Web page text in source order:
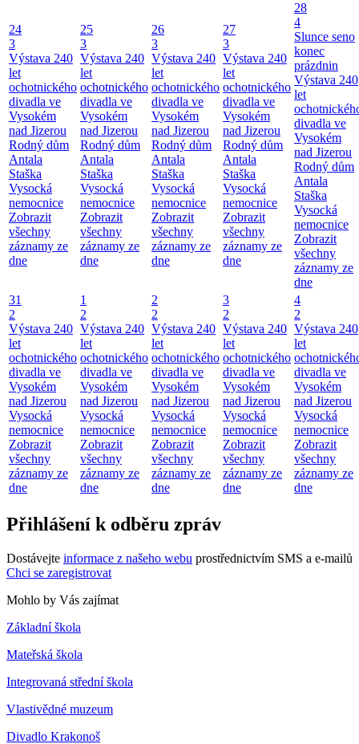
24
3
Výstava 240
let
ochotnického
divadla ve
Vysokém
nad Jizerou
Rodný dům
Antala
Staška
Vysocká
nemocnice
Zobrazit
všechny
záznamy ze
dne
25
3
Výstava 240
let
ochotnického
divadla ve
Vysokém
nad Jizerou
Rodný dům
Antala
Staška
Vysocká
nemocnice
Zobrazit
všechny
záznamy ze
dne
26
3
Výstava 240
let
ochotnického
divadla ve
Vysokém
nad Jizerou
Rodný dům
Antala
Staška
Vysocká
nemocnice
Zobrazit
všechny
záznamy ze
dne
27
3
Výstava 240
let
ochotnického
divadla ve
Vysokém
nad Jizerou
Rodný dům
Antala
Staška
Vysocká
nemocnice
Zobrazit
všechny
záznamy ze
dne
28
4
Slunce seno
konec
prázdnin
Výstava 240
let
divadla ve
Vysokém
nad Jizerou
Rodný dům
Antala
Staška
Vysocká
nemocnice
Zobrazit
všechny
záznamy ze
dne
31
2
Výstava 240
let
ochotnického
divadla ve
Vysokém
nad Jizerou
Vysocká
nemocnice
Zobrazit
všechny
záznamy ze
dne
1
2
Výstava 240
let
ochotnického
divadla ve
Vysokém
nad Jizerou
Vysocká
nemocnice
Zobrazit
všechny
záznamy ze
dne
2
2
Výstava 240
let
ochotnického
divadla ve
Vysokém
nad Jizerou
Vysocká
nemocnice
Zobrazit
všechny
záznamy ze
dne
3
2
Výstava 240
let
ochotnického
divadla ve
Vysokém
nad Jizerou
Vysocká
nemocnice
Zobrazit
všechny
záznamy ze
dne
4
2
Výstava 240
let
divadla ve
Vysokém
nad Jizerou
Vysocká
nemocnice
Zobrazit
všechny
záznamy ze
dne
Přihlášení k odběru zpráv
Dostávejte informace z našeho webu prostřednictvím SMS a e-mailů
Chci se zaregistrovat
Mohlo by Vás zajímat
Základní škola
Mateřská škola
Integrovaná střední škola
Vlastivědné muzeum
Divadlo Krakonoš